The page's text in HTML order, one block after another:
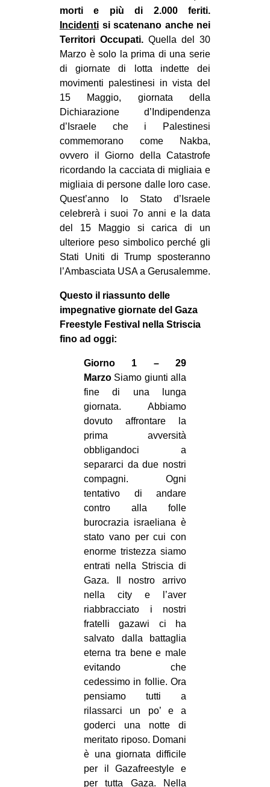
ARTE
CINEMA
MANIFESTI
MUSICA
RECENSIONI
INTERNAZIONALE
AMERICHE
EUROPA
MEDIO ORIENTE
MONDO
EVENTI
Fb
ms
SEARCH
morti e più di 2.000 feriti.
Incidenti si scatenano anche nei
Territori Occupati. Quella del 30
Marzo è solo la prima di una serie
di giornate di lotta indette dei
movimenti palestinesi in vista del
15 Maggio, giornata della
Dichiarazione d’Indipendenza
d’Israele che i Palestinesi
commemorano come Nakba,
ovvero il Giorno della Catastrofe
ricordando la cacciata di migliaia e
migliaia di persone dalle loro case.
Quest’anno lo Stato d’Israele
celebrerà i suoi 7o anni e la data
del 15 Maggio si carica di un
ulteriore peso simbolico perché gli
Stati Uniti di Trump sposteranno
l’Ambasciata USA a Gerusalemme.
Questo il riassunto delle
impegnative giornate del Gaza
Freestyle Festival nella Striscia
fino ad oggi:
Giorno 1 – 29
Marzo Siamo giunti alla
fine di una lunga
giornata. Abbiamo
dovuto affrontare la
prima avversità
obbligandoci a
separarci da due nostri
compagni. Ogni
tentativo di andare
contro alla folle
burocrazia israeliana è
stato vano per cui con
enorme tristezza siamo
entrati nella Striscia di
Gaza. Il nostro arrivo
nella city e l’aver
riabbracciato i nostri
fratelli gazawi ci ha
salvato dalla battaglia
eterna tra bene e male
evitando che
cedessimo in follie. Ora
pensiamo tutti a
rilassarci un po’ e a
goderci una notte di
meritato riposo. Domani
è una giornata difficile
per il Gazafreestyle e
per tutta Gaza. Nella